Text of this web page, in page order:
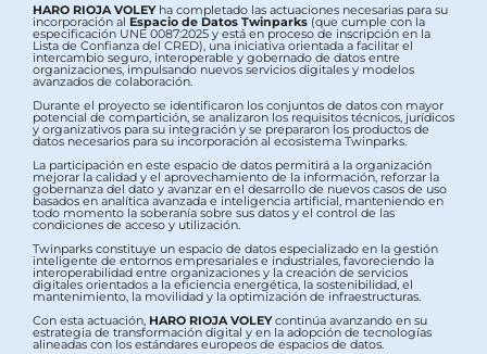
HARO RIOJA VOLEYha completado las actuaciones necesarias para su
incorporación al Espacio de Datos Twinparks (que cumple con la
especificación UNE 0087:2025 y está en proceso de inscripción en la
Lista de Confianza del CRED), una iniciativa orientada a facilitar el
intercambio seguro, interoperable y gobernado de datos entre
organizaciones, impulsando nuevos servicios digitales y modelos
avanzados de colaboración.
Durante el proyecto se identificaron los conjuntos de datos con mayor
potencial de compartición, se analizaron los requisitos técnicos, jurídicos
y organizativos para su integración y se prepararon los productos de
datos necesarios para su incorporación al ecosistema Twinparks.
La participación en este espacio de datos permitirá a la organización
mejorar la calidad y el aprovechamiento de la información, reforzar la
gobernanza del dato y avanzar en el desarrollo de nuevos casos de uso
basados en analítica avanzada e inteligencia artificial, manteniendo en
todo momento la soberanía sobre sus datos y el control de las
condiciones de acceso y utilización.
Twinparks constituye un espacio de datos especializado en la gestión
inteligente de entornos empresariales e industriales, favoreciendo la
interoperabilidad entre organizaciones y la creación de servicios
digitales orientados a la eficiencia energética, la sostenibilidad, el
mantenimiento, la movilidad y la optimización de infraestructuras.
Con esta actuación, HARO RIOJA VOLEYcontinúa avanzando en su
estrategia de transformación digital y en la adopción de tecnologías
alineadas con los estándares europeos de espacios de datos.